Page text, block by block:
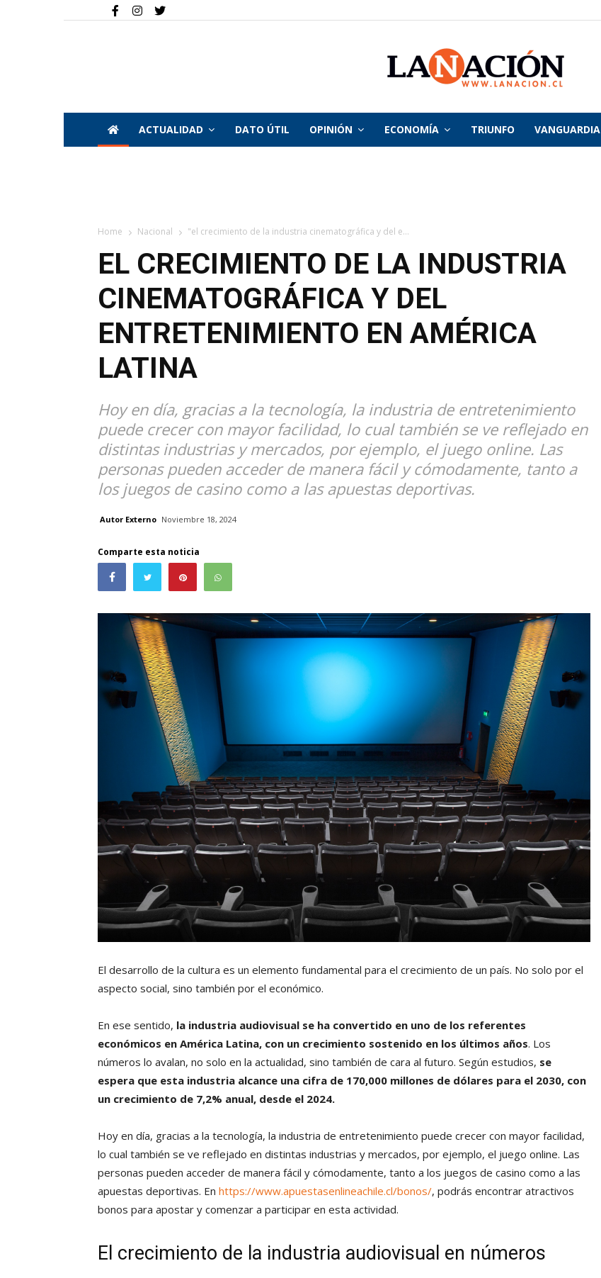
La
ACTUALIDAD DATO ÚTIL OPINIÓN ECONOMÍA TRIUNFO VANGUARDIA
Home Nacional "el crecimiento de la industria cinematográfica y del e...
EL CRECIMIENTO DE LA INDUSTRIA
CINEMATOGRÁFICA Y DEL
ENTRETENIMIENTO EN AMÉRICA
LATINA
Hoy en día, gracias a la tecnología, la industria de entretenimiento
puede crecer con mayor facilidad, lo cual también se ve reflejado en
distintas industrias y mercados, por ejemplo, el juego online. Las
personas pueden acceder de manera fácil y cómodamente, tanto a
los juegos de casino como a las apuestas deportivas.
Autor Externo Noviembre 18, 2024
Comparte esta noticia
El desarrollo de la cultura es un elemento fundamental para el crecimiento de un país. No solo por el
aspecto social, sino también por el económico.
En ese sentido, la industria audiovisual se ha convertido en uno de los referentes
económicos en América Latina, con un crecimiento sostenido en los últimos años. Los
números lo avalan, no solo en la actualidad, sino también de cara al futuro. Según estudios, se
espera que esta industria alcance una cifra de 170,000 millones de dólares para el 2030, con
un crecimiento de 7,2% anual, desde el 2024.
Hoy en día, gracias a la tecnología, la industria de entretenimiento puede crecer con mayor facilidad,
lo cual también se ve reflejado en distintas industrias y mercados, por ejemplo, el juego online. Las
personas pueden acceder de manera fácil y cómodamente, tanto a los juegos de casino como a las
apuestas deportivas. En https://www.apuestasenlineachile.cl/bonos/, podrás encontrar atractivos
bonos para apostar y comenzar a participar en esta actividad.
El crecimiento de la industria audiovisual en números